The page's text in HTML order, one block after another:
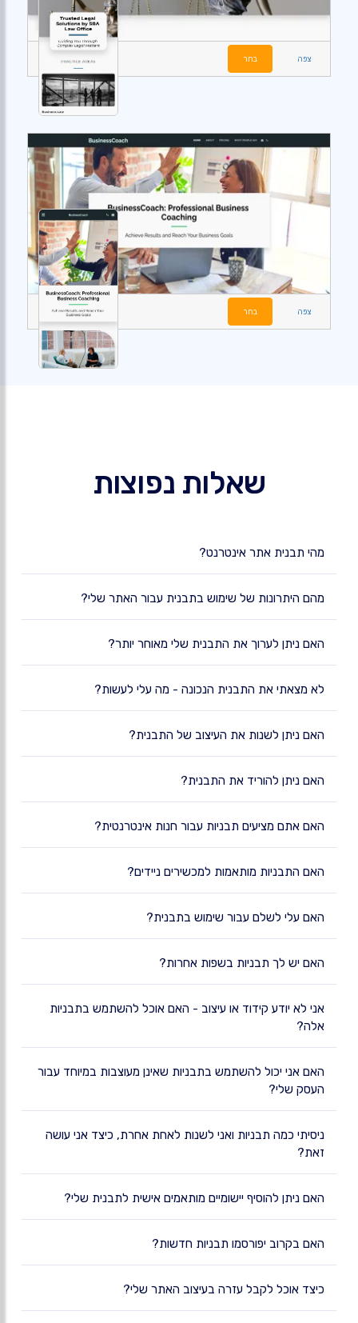
צפה בחר
צפה בחר
שאלות נפוצות
מהי תבנית אתר אינטרנט?
מהם היתרונות של שימוש בתבנית עבור האתר שלי?
האם ניתן לערוך את התבנית שלי מאוחר יותר?
לא מצאתי את התבנית הנכונה - מה עלי לעשות?
האם ניתן לשנות את העיצוב של התבנית?
האם ניתן להוריד את התבנית?
האם אתם מציעים תבניות עבור חנות אינטרנטית?
האם התבניות מותאמות למכשירים ניידים?
האם עלי לשלם עבור שימוש בתבנית?
האם יש לך תבניות בשפות אחרות?
אני לא יודע קידוד או עיצוב - האם אוכל להשתמש בתבניות
אלה?
האם אני יכול להשתמש בתבניות שאינן מעוצבות במיוחד עבור
העסק שלי?
ניסיתי כמה תבניות ואני לשנות לאחת אחרת, כיצד אני עושה
זאת?
האם ניתן להוסיף יישומיים מותאמים אישית לתבנית שלי?
האם בקרוב יפורסמו תבניות חדשות?
כיצד אוכל לקבל עזרה בעיצוב האתר שלי?